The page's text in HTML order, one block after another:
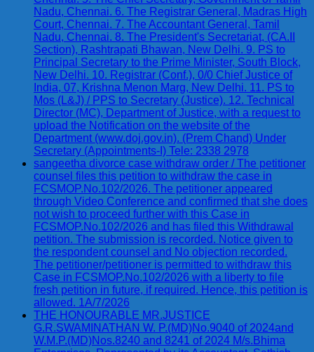
Nadu, Chennai. 6. The Registrar General, Madras High
Court, Chennai. 7. The Accountant General, Tamil
Nadu, Chennai. 8. The President's Secretariat, (CA.II
Section), Rashtrapati Bhawan, New Delhi. 9. PS to
Principal Secretary to the Prime Minister, South Block,
New Delhi. 10. Registrar (Conf.), 0/0 Chief Justice of
India, 07, Krishna Menon Marg, New Delhi. 11. PS to
Mos (L&J) / PPS to Secretary (Justice). 12. Technical
Director (MC), Department of Justice, with a request to
upload the Notification on the website of the
Department (www.doj.gov.in). (Prem Chand) Under
Secretary (Appointments-I) Tele: 2338 2978
sangeetha divorce case withdraw order / The petitioner
counsel files this petition to withdraw the case in
FCSMOP.No.102/2026. The petitioner appeared
through Video Conference and confirmed that she does
not wish to proceed further with this Case in
FCSMOP.No.102/2026 and has filed this Withdrawal
petition. The submission is recorded. Notice given to
the respondent counsel and No objection recorded.
The petitioner/petitioner is permitted to withdraw this
Case in FCSMOP.No.102/2026 with a liberty to file
fresh petition in future, if required. Hence, this petition is
allowed. 1A/7/2026
THE HONOURABLE MR.JUSTICE
G.R.SWAMINATHAN W. P.(MD)No.9040 of 2024and
W.M.P.(MD)Nos.8240 and 8241 of 2024 M/s.Bhima